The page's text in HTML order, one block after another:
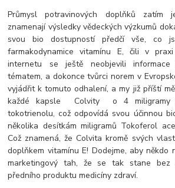
Průmysl potravinových doplňků zatím
znamenají výsledky vědeckých výzkumů
svou bio dostupností předčí vše, co
farmakodynamice vitamínu E, čili v
internetu se ještě neobjevili
tématem, a dokonce tvůrci norem v
vyjádřit k tomuto odhalení, a my již příští
každé kapsle Colvity o 4 miligramy
tokotrienolu, což odpovídá svou účinnou
několika desítkám miligramů Tokoferol
Což znamená, že Colvita kromě svých
doplňkem vitamínu E! Dodejme, aby někdo
marketingový tah, že se tak stane bez
předního produktu medicíny zdraví.